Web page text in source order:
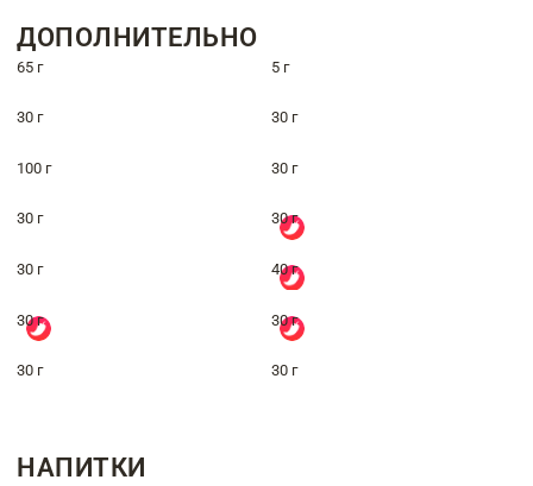
ДОПОЛНИТЕЛЬНО
65 г 5 г
30 г 30 г
100 г 30 г
30 г 30 г
30 г 40 г
30 г 30 г
30 г 30 г
НАПИТКИ